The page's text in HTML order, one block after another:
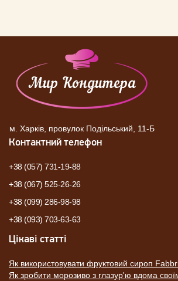
м. Харків, провулок Подільський, 11-Б
Контактний телефон
+38 (057) 731-19-88
+38 (067) 525-26-26
+38 (099) 286-98-98
+38 (093) 703-63-63
Цікаві статті
Як використовувати фруктовий сироп
Як зробити морозиво з глазур'ю вдома